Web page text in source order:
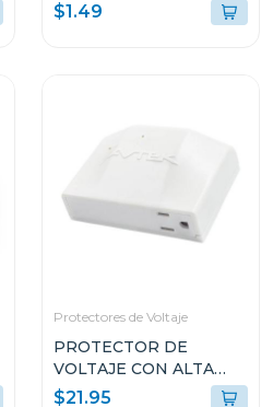
$1.49
Protectores de Voltaje
PROTECTOR DE
VOLTAJE CON ALTA
CAPACIDAD DE
$21.95